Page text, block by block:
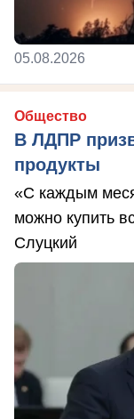
05.08.2026
Общество
В ЛДПР
продукты
«С каждым
можно купить
Слуцкий